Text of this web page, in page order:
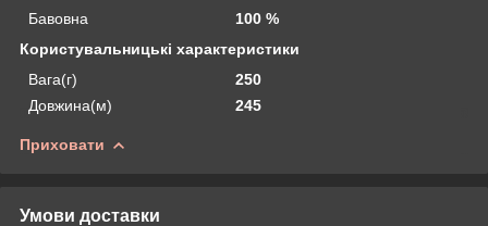
Бавовна
100 %
Користувальницькі характеристики
Вага(г)
250
Довжина(м)
245
Приховати
Умови доставки